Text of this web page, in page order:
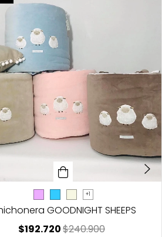
+1
GOODNIGHT SHEEPS
$192.720$240.900